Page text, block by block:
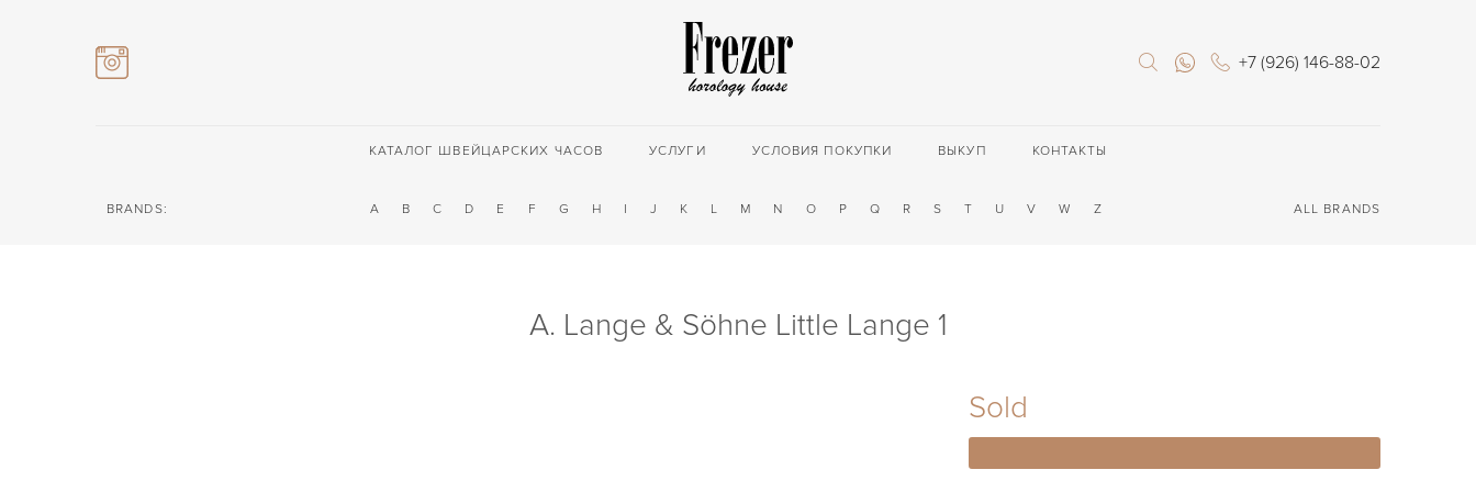
+7 (926) 146-88-02
КАТАЛОГ ШВЕЙЦАРСКИХ ЧАСОВ УСЛУГИ УСЛОВИЯ ПОКУПКИ ВЫКУП КОНТАКТЫ
BRANDS: A B C D E F G H I J K L M N O P Q R S T U V W Z ALL BRANDS
A. Lange & Söhne Little Lange 1
Sold